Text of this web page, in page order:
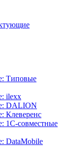
Типовые
ilexx
DALION
Клеверенс
1С-совместные
DataMobile